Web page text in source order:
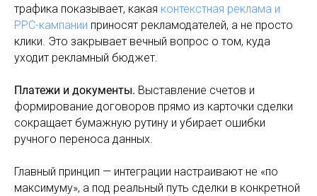
трафика показывает, какая контекстная реклама и
PPC-кампании приносят рекламодателей, а не просто
клики. Это закрывает вечный вопрос о том, куда
уходит рекламный бюджет.
Платежи и документы. Выставление счетов и
формирование договоров прямо из карточки сделки
сокращает бумажную рутину и убирает ошибки
ручного переноса данных.
Главный принцип — интеграции настраивают не «по
максимуму», а под реальный путь сделки в конкретной